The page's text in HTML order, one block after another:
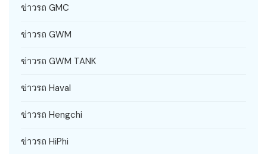
ข่าวรถ GMC
ข่าวรถ GWM
ข่าวรถ GWM TANK
ข่าวรถ Haval
ข่าวรถ Hengchi
ข่าวรถ HiPhi